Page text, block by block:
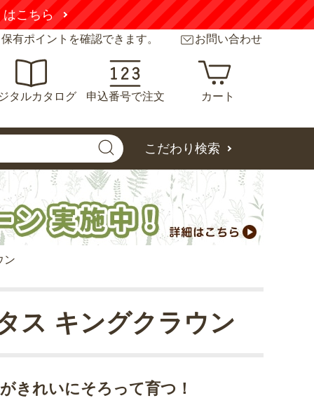
はこちら
有ポイントを確認できます。 お問い合わせ
タルカタログ 申込番号で注文 カート
こだわり検索
ン
きれいにそろって育つ！
ス キングクラウン